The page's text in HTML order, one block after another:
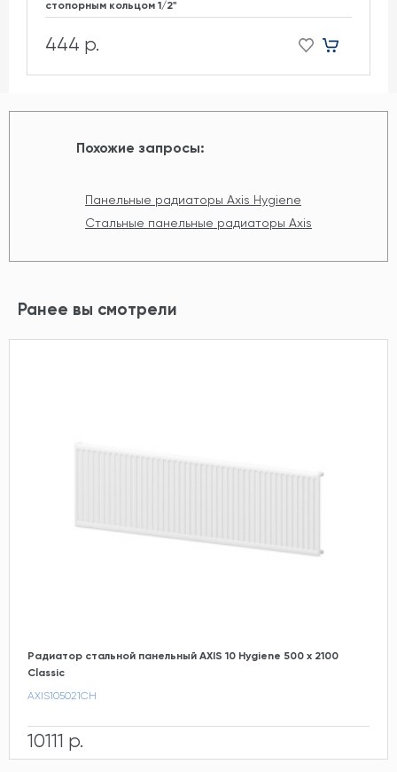
стопорным кольцом 1/2"
444 р.
Похожие запросы:
Панельные радиаторы Axis Hygiene
Стальные панельные радиаторы Axis
Ранее вы смотрели
Радиатор стальной панельный AXIS 10 Hygiene 500 x 2100
Classic
AXIS105021CH
10111 р.